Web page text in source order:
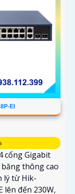
EI
cổng Gigabit
thông cao
lý từ Hik-
lên đến 230W,